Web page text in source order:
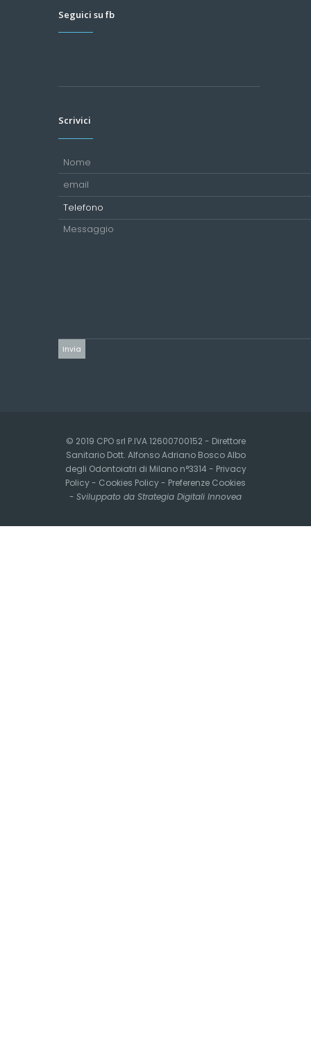
Seguici su fb
Scrivici
© 2019 CPO srl P.IVA 12600700152 - Direttore
Sanitario Dott. Alfonso Adriano Bosco Albo
degli Odontoiatri di Milano n°3314 - Privacy
Policy- Cookies Policy- Preferenze Cookies
- Sviluppato da Strategia Digitali Innovea